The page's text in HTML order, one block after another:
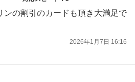
ンの割引のカードも頂き大満足で
2026年1月7日 16:16